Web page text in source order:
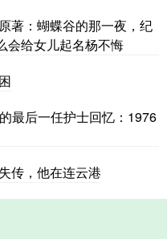
著：蝴蝶谷的那一夜，纪
会给女儿起名杨不悔
最后一任护士回忆：1976
传，他在连云港